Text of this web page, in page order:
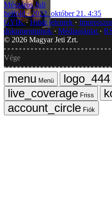
Mészáros Juli
belföld
2022. október 21. 4:35
GYIK Hibát jelentek
dokumentumok
Médiaajánlat
© 2026 Magyar Jeti Zrt.
Vége
Menü
Friss
Fiók